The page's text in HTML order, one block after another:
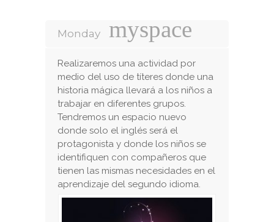
Monday
Realizaremos una actividad por
medio del uso de títeres donde una
historia mágica llevará a los niños a
trabajar en diferentes grupos.
Tendremos un espacio nuevo
donde solo el inglés será el
protagonista y donde los niños se
identifiquen con compañeros que
tienen las mismas necesidades en el
aprendizaje del segundo idioma.